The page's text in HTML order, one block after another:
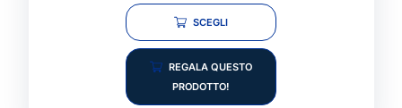
SCEGLI
REGALA QUESTO
PRODOTTO!